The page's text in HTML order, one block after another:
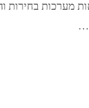
מערכות בחירות
…